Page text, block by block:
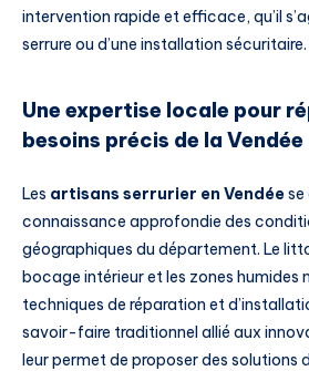
intervention rapide et efficace, qu’il
serrure ou d’une installation sécuritaire.
Une expertise locale pour
besoins précis de la Vendée
Les artisans serrurier en Vendéese
connaissance approfondie des
géographiques du département. Le
bocage intérieur et les zones humides
techniques de réparation et
savoir-faire traditionnel allié aux
leur permet de proposer des solutions